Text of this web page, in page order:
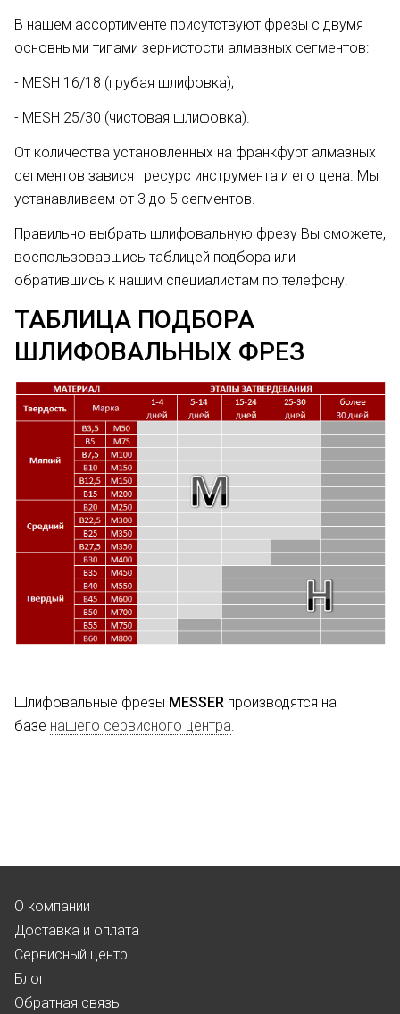
В нашем ассортименте присутствуют фрезы с двумя
основными типами зернистости алмазных сегментов:
- MESH 16/18 (грубая шлифовка);
- MESH 25/30 (чистовая шлифовка).
От количества установленных на франкфурт алмазных
сегментов зависят ресурс инструмента и его цена. Мы
устанавливаем от 3 до 5 сегментов.
Правильно выбрать шлифовальную фрезу Вы сможете,
воспользовавшись таблицей подбора или
обратившись к нашим специалистам по телефону.
ТАБЛИЦА ПОДБОРА
ШЛИФОВАЛЬНЫХ ФРЕЗ
Шлифовальные фрезы MESSER производятся на
базе нашего сервисного центра.
О компании
Доставка и оплата
Сервисный центр
Блог
Обратная связь